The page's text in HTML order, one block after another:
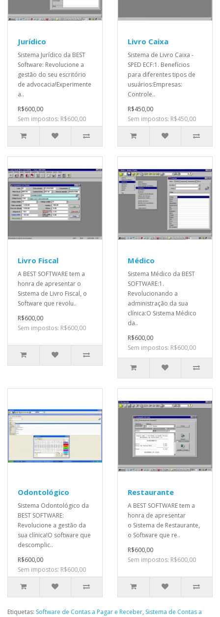
Jurídico
Sistema Jurídico da BEST
Software: Revolucione a
gestão do seu escritório
de advocacia!Experimente
a..
R$600,00
Sem impostos: R$600,00
Livro Caixa
Sistema de Livro Caixa -
SPED ECF:1. Benefícios
para diferentes tipos de
usuários:Empresas:
Controle..
R$450,00
Sem impostos: R$450,00
Livro Fiscal
A BEST SOFTWARE tem a
honra de apresentar o
Sistema de Livro Fiscal, o
Software que revolu..
R$600,00
Sem impostos: R$600,00
Médico
Sistema Médico da BEST
SOFTWARE:1.
Revolucionando a
administração da sua
clínica:O Sistema Médico
da..
R$600,00
Sem impostos: R$600,00
Odontológico
Sistema Odontológico da
BEST SOFTWARE:
Revolucione a gestão da
sua clínica!O software que
descomplic..
R$600,00
Sem impostos: R$600,00
Restaurante
A BEST SOFTWARE tem a
honra de apresentar
o Sistema de Restaurante,
o Software que re..
R$600,00
Sem impostos: R$600,00
Etiquetas: Software de Contas a Pagar e Receber, Sistema de Contas a